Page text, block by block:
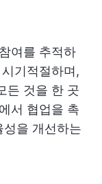
여를 추적하
기적절하며,
든 것을 한 곳
서 협업을 촉
을 개선하는